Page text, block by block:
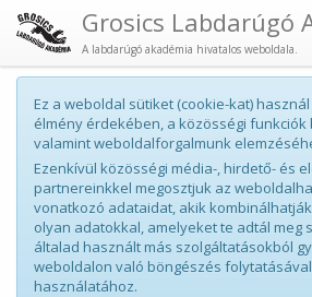
Grosics Labdarúgó
A labdarúgó akadémia hivatalos weboldala.
Ez a weboldal sütiket (cookie-kat)
élmény érdekében, a közösségi
valamint weboldalforgalmunk
Ezenkívül közösségi média-, hirdető- és
partnereinkkel megosztjuk az
vonatkozó adataidat, akik
olyan adatokkal, amelyeket te adtál meg
általad használt más szolgáltatásokból
weboldalon való böngészés
használatához.